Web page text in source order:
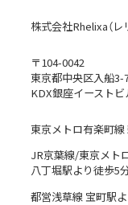
株式会社Rhelixa（レ
〒104-0042
東京都中央区入船3-
KDX銀座イーストビ
東京メトロ有楽町
JR京葉線/東京メト
八丁堀駅より徒歩5
都営浅草線 宝町駅